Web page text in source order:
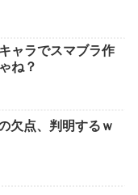
ャラでスマブラ作
ね？
欠点、判明するｗ